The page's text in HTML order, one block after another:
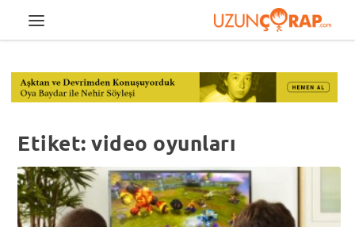
Etiket:video oyunları